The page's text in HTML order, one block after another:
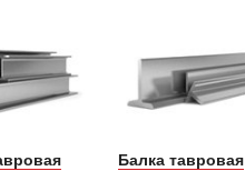
Балка тавровая